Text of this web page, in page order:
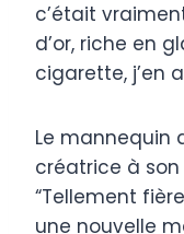
c’était
d’or, riche en
cigarette, j’en
Le mannequin
créatrice à son
“Tellement
une nouvelle